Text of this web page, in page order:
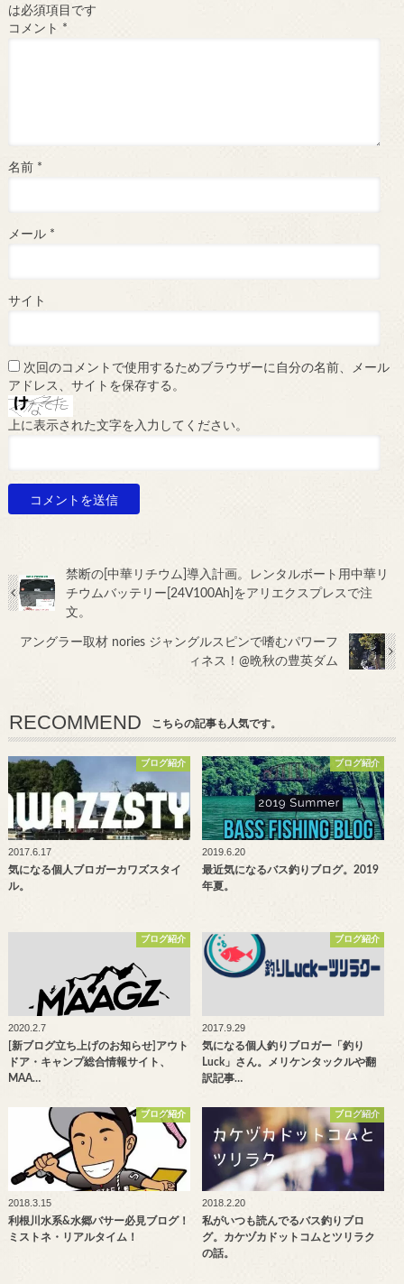
は必須項目です
コメント *
名前 *
メール *
サイト
次回のコメントで使用するためブラウザーに自分の名前、メール
アドレス、サイトを保存する。
上に表示された文字を入力してください。
禁断の[中華リチウム]導入計画。レンタルボート用中華リ
チウムバッテリー[24V100Ah]をアリエクスプレスで注
文。
アングラー取材 nories ジャングルスピンで嗜むパワーフ
ィネス！@晩秋の豊英ダム
RECOMMEND こちらの記事も人気です。
ブログ紹介
2017.6.17
気になる個人ブロガーカワズスタイ
ル。
ブログ紹介
2019.6.20
最近気になるバス釣りブログ。2019
年夏。
ブログ紹介
2020.2.7
[新ブログ立ち上げのお知らせ]アウト
ドア・キャンプ総合情報サイト、
MAA…
ブログ紹介
2017.9.29
気になる個人釣りブロガー「釣り
Luck」さん。メリケンタックルや翻
訳記事…
ブログ紹介
2018.3.15
利根川水系&水郷バサー必見ブログ！
ミストネ・リアルタイム！
ブログ紹介
2018.2.20
私がいつも読んでるバス釣りブロ
グ。カケヅカドットコムとツリラク
の話。